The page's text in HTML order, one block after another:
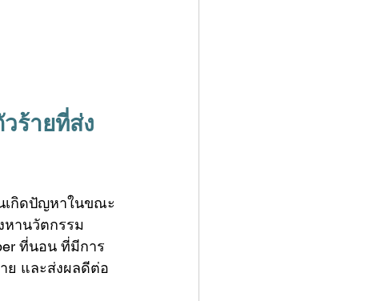
ร้ายที่ส่ง
เกิดปัญหาในขณะ
หานวัตกรรม
ที่นอน ที่มีการ
ย และส่งผลดีต่อ